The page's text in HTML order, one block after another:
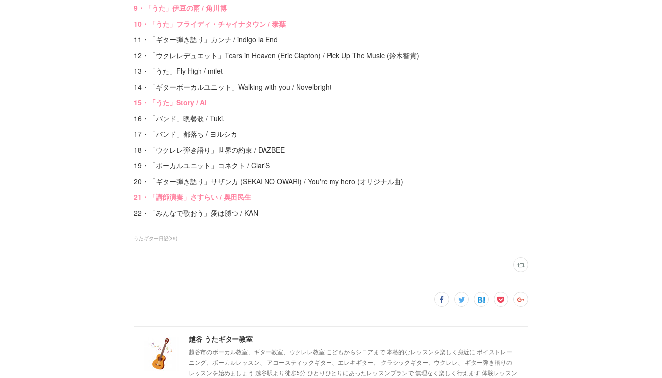
9・「うた」伊豆の雨 / 角川博
10・「うた」フライディ・チャイナタウン / 泰葉
11・「ギター弾き語り」カンナ / indigo la End
12・「ウクレレデュエット」Tears in Heaven (Eric Clapton) / Pick Up The Music (鈴木智貴)
13・「うた」Fly High / milet
14・「ギターボーカルユニット」Walking with you / Novelbright
15・「うた」Story / AI
16・「バンド」晩餐歌 / Tuki.
17・「バンド」都落ち / ヨルシカ
18・「ウクレレ弾き語り」世界の約束 / DAZBEE
19・「ボーカルユニット」コネクト / ClariS
20・「ギター弾き語り」サザンカ (SEKAI NO OWARI) / You're my hero (オリジナル曲)
21・「講師演奏」さすらい / 奥田民生
22・「みんなで歌おう」愛は勝つ / KAN
うたギター日記(39)
越谷 うたギター教室
越谷市のボーカル教室、ギター教室、ウクレレ教室 こどもからシニアまで 本格的なレッスンを楽しく身近に ボイストレー
ニング、ボーカルレッスン、 アコースティックギター、エレキギター、 クラシックギター、ウクレレ、 ギター弾き語りの
レッスンを始めましょう 越谷駅より徒歩5分 ひとりひとりにあったレッスンプランで 無理なく楽しく行えます 体験レッスン